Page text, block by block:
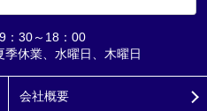
9：30～18：00
季休業、水曜日、木曜日
会社概要